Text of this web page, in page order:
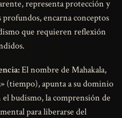
representa protección y
encarna conceptos
que requieren reflexión
El nombre de Mahakala,
(tiempo), apunta a su dominio
budismo, la comprensión de
para liberarse del